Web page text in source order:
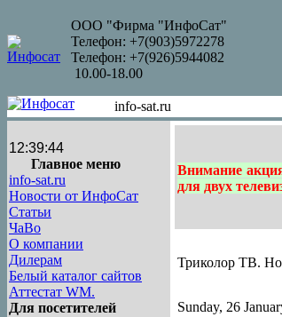
ООО "Фирма "ИнфоСат"
Телефон: +7(903)5972278
Телефон: +7(926)5944082
10.00-18.00
info-sat.ru
12:39:44
Главное меню
info-sat.ru
Новости от ИнфоСат
Статьи
ЧаВо
О компании
Дилерам
Белый каталог сайтов
Аттестат WM.
Для посетителей
Внимание
для двух
Триколор ТВ.
Sunday, 26